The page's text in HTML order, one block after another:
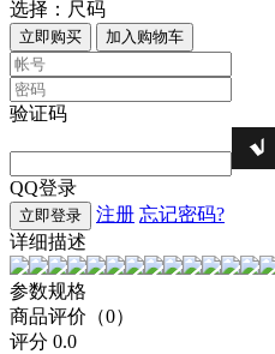
选择： 尺码
立即购买 加入购物车
验证码
QQ登录
立即登录 注册 忘记密码?
详细描述
参数规格
商品评价（0）
评分 0.0